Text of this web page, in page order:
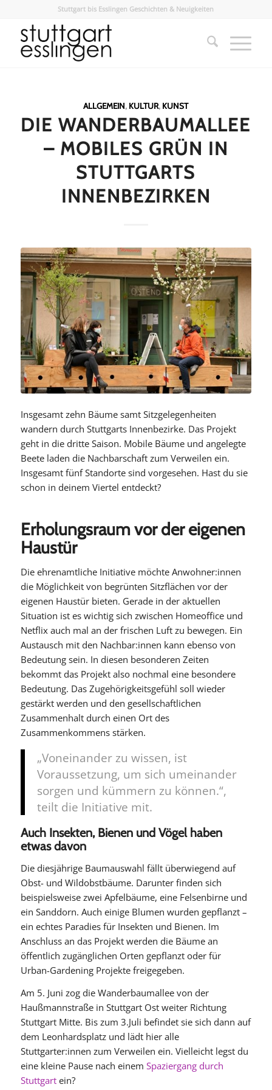
Stuttgart bis Esslingen Geschichten & Neuigkeiten
ALLGEMEIN, KULTUR, KUNST
DIE WANDERBAUMALLEE
– MOBILES GRÜN IN
STUTTGARTS
INNENBEZIRKEN
Insgesamt zehn Bäume samt Sitzgelegenheiten
wandern durch Stuttgarts Innenbezirke. Das Projekt
geht in die dritte Saison. Mobile Bäume und angelegte
Beete laden die Nachbarschaft zum Verweilen ein.
Insgesamt fünf Standorte sind vorgesehen. Hast du sie
schon in deinem Viertel entdeckt?
Erholungsraum vor der eigenen
Haustür
Die ehrenamtliche Initiative möchte Anwohner:innen
die Möglichkeit von begrünten Sitzflächen vor der
eigenen Haustür bieten. Gerade in der aktuellen
Situation ist es wichtig sich zwischen Homeoffice und
Netflix auch mal an der frischen Luft zu bewegen. Ein
Austausch mit den Nachbar:innen kann ebenso von
Bedeutung sein. In diesen besonderen Zeiten
bekommt das Projekt also nochmal eine besondere
Bedeutung. Das Zugehörigkeitsgefühl soll wieder
gestärkt werden und den gesellschaftlichen
Zusammenhalt durch einen Ort des
Zusammenkommens stärken.
„Voneinander zu wissen, ist
Voraussetzung, um sich umeinander
sorgen und kümmern zu können.“,
teilt die Initiative mit.
Auch Insekten, Bienen und Vögel haben
etwas davon
Die diesjährige Baumauswahl fällt überwiegend auf
Obst- und Wildobstbäume. Darunter finden sich
beispielsweise zwei Apfelbäume, eine Felsenbirne und
ein Sanddorn. Auch einige Blumen wurden gepflanzt –
ein echtes Paradies für Insekten und Bienen. Im
Anschluss an das Projekt werden die Bäume an
öffentlich zugänglichen Orten gepflanzt oder für
Urban-Gardening Projekte freigegeben.
Am 5. Juni zog die Wanderbaumallee von der
Haußmannstraße in Stuttgart Ost weiter Richtung
Stuttgart Mitte. Bis zum 3.Juli befindet sie sich dann auf
dem Leonhardsplatz und lädt hier alle
Stuttgarter:innen zum Verweilen ein. Vielleicht legst du
eine kleine Pause nach einem Spaziergang durch
Stuttgartein?